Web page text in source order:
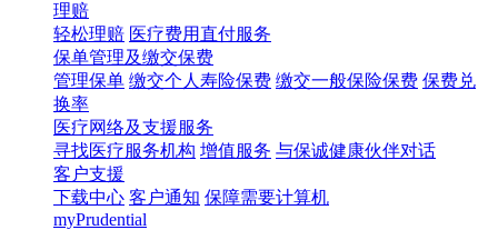
理赔
轻松理赔 医疗费用直付服务
保单管理及缴交保费
管理保单 缴交个人寿险保费 缴交一般保险保费 保费兑
换率
医疗网络及支援服务
寻找医疗服务机构 增值服务 与保诚健康伙伴对话
客户支援
下载中心 客户通知 保障需要计算机
myPrudential